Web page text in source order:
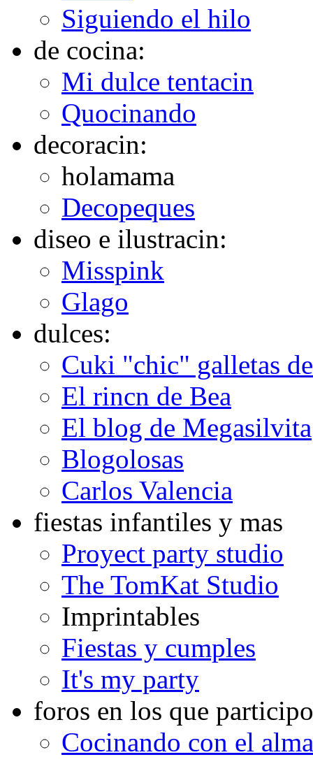
Siguiendo el hilo
de cocina:
Mi dulce tentacin
Quocinando
decoracin:
holamama
Decopeques
diseo e ilustracin:
Misspink
Glago
dulces:
Cuki "chic" galletas
El rincn de Bea
El blog de Megasilvita
Blogolosas
Carlos Valencia
fiestas infantiles y mas
Proyect party studio
The TomKat Studio
Imprintables
Fiestas y cumples
It's my party
foros en los que participo
Cocinando con el alma